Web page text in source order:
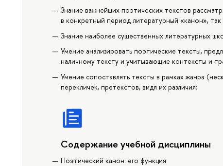
Знание важнейших поэтических текстов
в конкретный период литературный «канон»,
Знание наиболее существенных литературных
Умение анализировать поэтические тексты,
наличному тексту и учитывающие контексты и
Умение сопоставлять тексты в рамках жанра
перекличек, претекстов, видя их различия;
Содержание учебной дисциплины
Поэтический канон: его функция